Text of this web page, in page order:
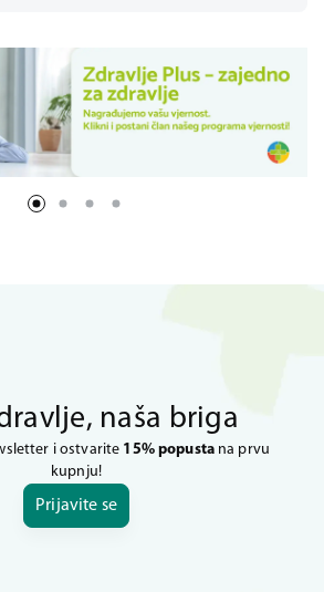
naša briga
i ostvarite 15% popustana prvu
kupnju!
Prijavite se